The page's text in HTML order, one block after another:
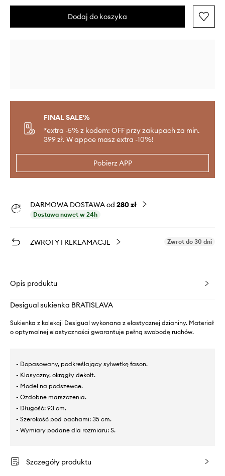
Dodaj do koszyka
FINAL SALE%
*extra -5% z kodem: OFF przy zakupach za min.
399 zł. W appce masz extra -10%!
Pobierz APP
DARMOWA DOSTAWA od 280 zł
Dostawa nawet w 24h
ZWROTY I REKLAMACJE Zwrot do 30 dni
Opis produktu
Desigual sukienka BRATISLAVA
Sukienka z kolekcji Desigual wykonana z elastycznej dzianiny. Materiał
o optymalnej elastyczności gwarantuje pełną swobodę ruchów.
- Dopasowany, podkreślający sylwetkę fason.
- Klasyczny, okrągły dekolt.
- Model na podszewce.
- Ozdobne marszczenia.
- Długość: 93 cm.
- Szerokość pod pachami: 35 cm.
- Wymiary podane dla rozmiaru: S.
Szczegóły produktu